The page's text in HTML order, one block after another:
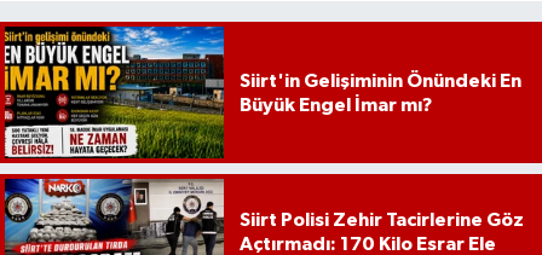
Siirt'in Gelişiminin Önündeki En
Büyük Engel İmar mı?
Siirt Polisi Zehir Tacirlerine Göz
Açtırmadı: 170 Kilo Esrar Ele